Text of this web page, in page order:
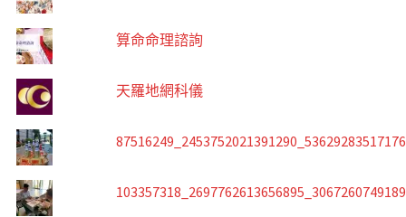
算命命理諮詢
天羅地網科儀